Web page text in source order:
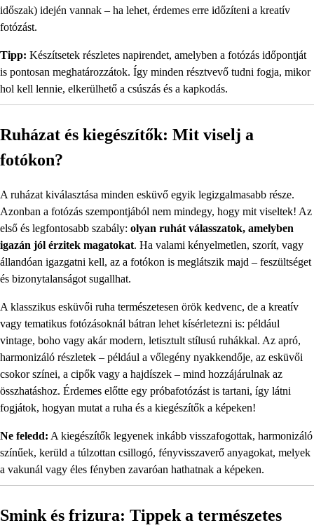
időszak) idején vannak – ha lehet, érdemes erre időzíteni a kreatív
fotózást.
Tipp: Készítsetek részletes napirendet, amelyben a fotózás időpontját
is pontosan meghatározzátok. Így minden résztvevő tudni fogja, mikor
hol kell lennie, elkerülhető a csúszás és a kapkodás.
Ruházat és kiegészítők: Mit viselj a
fotókon?
A ruházat kiválasztása minden esküvő egyik legizgalmasabb része.
Azonban a fotózás szempontjából nem mindegy, hogy mit viseltek! Az
első és legfontosabb szabály: olyan ruhát válasszatok, amelyben
igazán jól érzitek magatokat. Ha valami kényelmetlen, szorít, vagy
állandóan igazgatni kell, az a fotókon is meglátszik majd – feszültséget
és bizonytalanságot sugallhat.
A klasszikus esküvői ruha természetesen örök kedvenc, de a kreatív
vagy tematikus fotózásoknál bátran lehet kísérletezni is: például
vintage, boho vagy akár modern, letisztult stílusú ruhákkal. Az apró,
harmonizáló részletek – például a vőlegény nyakkendője, az esküvői
csokor színei, a cipők vagy a hajdíszek – mind hozzájárulnak az
összhatáshoz. Érdemes előtte egy próbafotózást is tartani, így látni
fogjátok, hogyan mutat a ruha és a kiegészítők a képeken!
Ne feledd: A kiegészítők legyenek inkább visszafogottak, harmonizáló
színűek, kerüld a túlzottan csillogó, fényvisszaverő anyagokat, melyek
a vakunál vagy éles fényben zavaróan hathatnak a képeken.
Smink és frizura: Tippek a természetes